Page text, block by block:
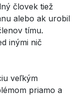
človek tiež
alebo ak urobil
tímu.
inými nič
veľkým
priamo a